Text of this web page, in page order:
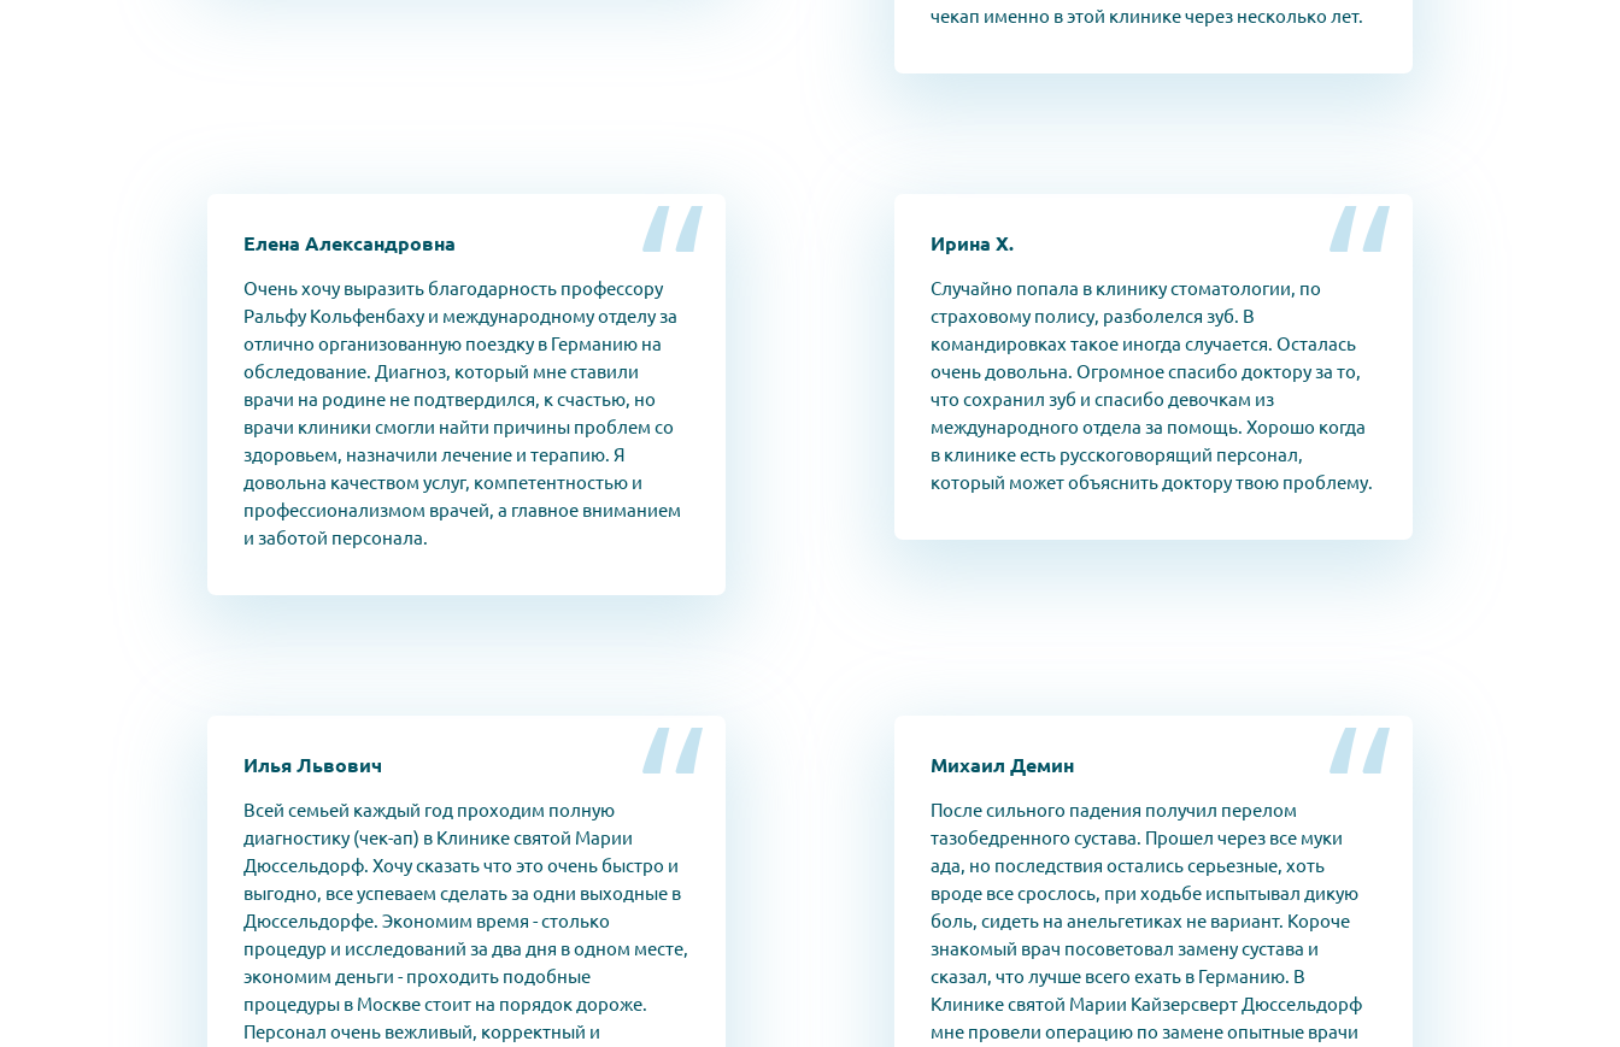
чекап именно в этой клинике через несколько лет.
Елена Александровна
Очень хочу выразить благодарность профессору
Ральфу Кольфенбаху и международному отделу за
отлично организованную поездку в Германию на
обследование. Диагноз, который мне ставили
врачи на родине не подтвердился, к счастью, но
врачи клиники смогли найти причины проблем со
здоровьем, назначили лечение и терапию. Я
довольна качеством услуг, компетентностью и
профессионализмом врачей, а главное вниманием
и заботой персонала.
Ирина Х.
Случайно попала в клинику стоматологии, по
страховому полису, разболелся зуб. В
командировках такое иногда случается. Осталась
очень довольна. Огромное спасибо доктору за то,
что сохранил зуб и спасибо девочкам из
международного отдела за помощь. Хорошо когда
в клинике есть русскоговорящий персонал,
который может объяснить доктору твою проблему.
Илья Львович
Всей семьей каждый год проходим полную
диагностику (чек-ап) в Клинике святой Марии
Дюссельдорф. Хочу сказать что это очень быстро и
выгодно, все успеваем сделать за одни выходные в
Дюссельдорфе. Экономим время - столько
процедур и исследований за два дня в одном месте,
экономим деньги - проходить подобные
процедуры в Москве стоит на порядок дороже.
Персонал очень вежливый, корректный и
Михаил Демин
После сильного падения получил перелом
тазобедренного сустава. Прошел через все муки
ада, но последствия остались серьезные, хоть
вроде все срослось, при ходьбе испытывал дикую
боль, сидеть на анельгетиках не вариант. Короче
знакомый врач посоветовал замену сустава и
сказал, что лучше всего ехать в Германию. В
Клинике святой Марии Кайзерсверт Дюссельдорф
мне провели операцию по замене опытные врачи